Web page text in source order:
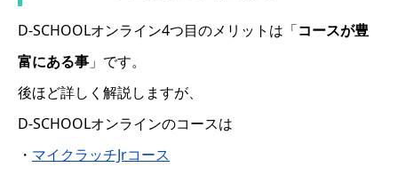
D-SCHOOLオンライン4つ目のメリットは「コースが豊
富にある事 」です。
後ほど詳しく解説しますが、
D-SCHOOLオンラインのコースは
・ マイクラッチJrコース